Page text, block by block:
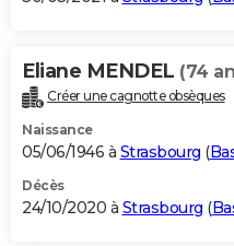
Eliane MENDEL (74
Créer une cagnotte obsèques
Naissance
05/06/1946 à Strasbourg (
Décès
24/10/2020 à Strasbourg (